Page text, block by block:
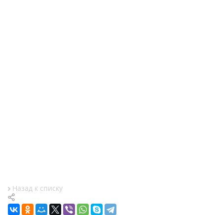
Назад к списку